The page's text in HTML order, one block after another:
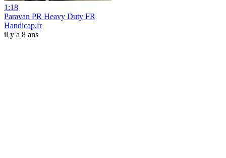
1:18
Paravan PR Heavy Duty FR
Handicap.fr
il y a 8 ans